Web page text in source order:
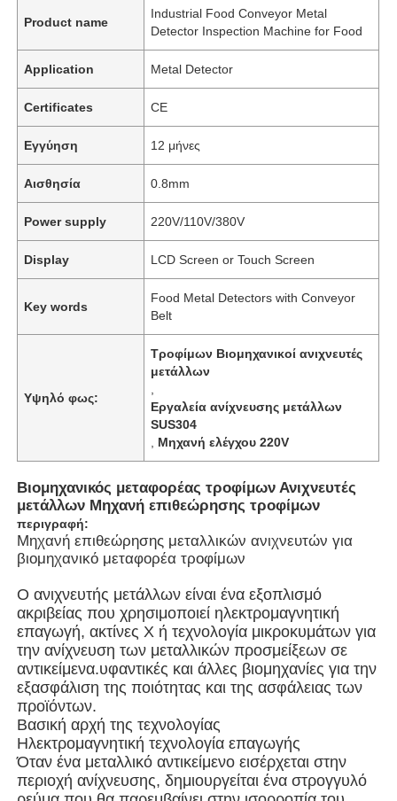
Σπίτι
Προϊόντα
Βίντεο
Product name
Industrial Food Conveyor Metal
Detector Inspection Machine for Food
Application Metal Detector
Certificates CE
Εγγύηση 12 μήνες
Αισθησία 0.8mm
Power supply 220V/110V/380V
Display LCD Screen or Touch Screen
Key words
Food Metal Detectors with Conveyor
Belt
Υψηλό φως:
Τροφίμων Βιομηχανικοί ανιχνευτές
μετάλλων
Εργαλεία ανίχνευσης μετάλλων
SUS304
Μηχανή ελέγχου 220V
Βιομηχανικός μεταφορέας τροφίμων Ανιχνευτές
μετάλλων Μηχανή επιθεώρησης τροφίμων
περιγραφή:
Μηχανή επιθεώρησης μεταλλικών ανιχνευτών για
βιομηχανικό μεταφορέα τροφίμων
Ο ανιχνευτής μετάλλων είναι ένα εξοπλισμό
ακριβείας που χρησιμοποιεί ηλεκτρομαγνητική
επαγωγή, ακτίνες Χ ή τεχνολογία μικροκυμάτων για
την ανίχνευση των μεταλλικών προσμείξεων σε
αντικείμενα.υφαντικές και άλλες βιομηχανίες για την
εξασφάλιση της ποιότητας και της ασφάλειας των
προϊόντων.
Βασική αρχή της τεχνολογίας
Ηλεκτρομαγνητική τεχνολογία επαγωγής
Όταν ένα μεταλλικό αντικείμενο εισέρχεται στην
περιοχή ανίχνευσης, δημιουργείται ένα στρογγυλό